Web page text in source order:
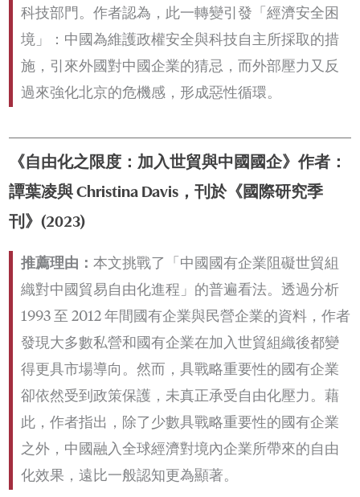
科技部門。作者認為，此一轉變引發「經濟安全困
境」：中國為維護政權安全與科技自主所採取的措
施，引來外國對中國企業的猜忌，而外部壓力又反
過來強化北京的危機感，形成惡性循環。
《自由化之限度：加入世貿與中國國企》作者：
譚葉凌與 Christina Davis，刊於《國際研究季
刊》(2023)
推薦理由： 本文挑戰了「中國國有企業阻礙世貿組
織對中國貿易自由化進程」的普遍看法。透過分析
1993 至 2012 年間國有企業與民營企業的資料，作者
發現大多數私營和國有企業在加入世貿組織後都變
得更具市場導向。然而，具戰略重要性的國有企業
卻依然受到政策保護，未真正承受自由化壓力。藉
此，作者指出，除了少數具戰略重要性的國有企業
之外，中國融入全球經濟對境內企業所帶來的自由
化效果，遠比一般認知更為顯著。